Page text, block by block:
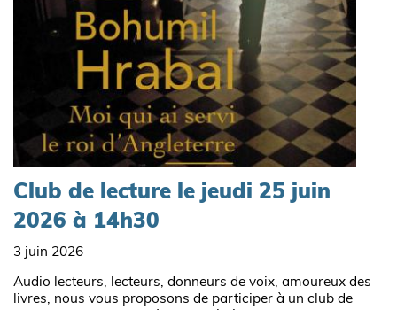
Club de lecture le jeudi 25 juin
2026 à 14h30
3 juin 2026
Audio lecteurs, lecteurs, donneurs de voix, amoureux des
livres, nous vous proposons de participer à un club de